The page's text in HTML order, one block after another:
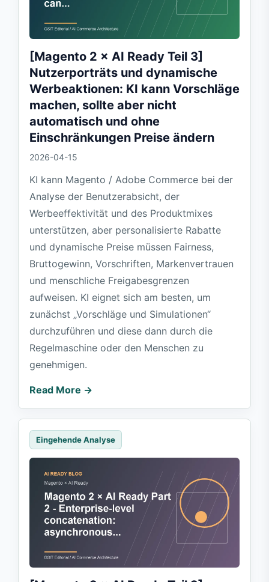
[Magento 2 × AI Ready Teil 3]
Nutzerporträts und dynamische
Werbeaktionen: KI kann Vorschläge
machen, sollte aber nicht
automatisch und ohne
Einschränkungen Preise ändern
2026-04-15
KI kann Magento / Adobe Commerce bei der
Analyse der Benutzerabsicht, der
Werbeeffektivität und des Produktmixes
unterstützen, aber personalisierte Rabatte
und dynamische Preise müssen Fairness,
Bruttogewinn, Vorschriften, Markenvertrauen
und menschliche Freigabesgrenzen
aufweisen. KI eignet sich am besten, um
zunächst „Vorschläge und Simulationen“
durchzuführen und diese dann durch die
Regelmaschine oder den Menschen zu
genehmigen.
Read More →
Eingehende Analyse